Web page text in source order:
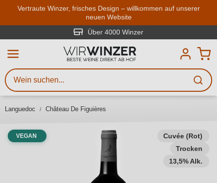
Zum Hauptinhalt springen
Vertraute Winzer, frisches Design – willkommen auf unserer
neuen Website
Über 4000 Winzer
Languedoc Château De Figuières
Cuvée (Rot)
Trocken
13,5% Alk.
VEGAN
Weinsuche
Mindestens 3 Zeichen eingeben
Beschreiben Sie, welchen Wein
Sie suchen – ob nach Geschmack,
Region, Winzer oder anderen